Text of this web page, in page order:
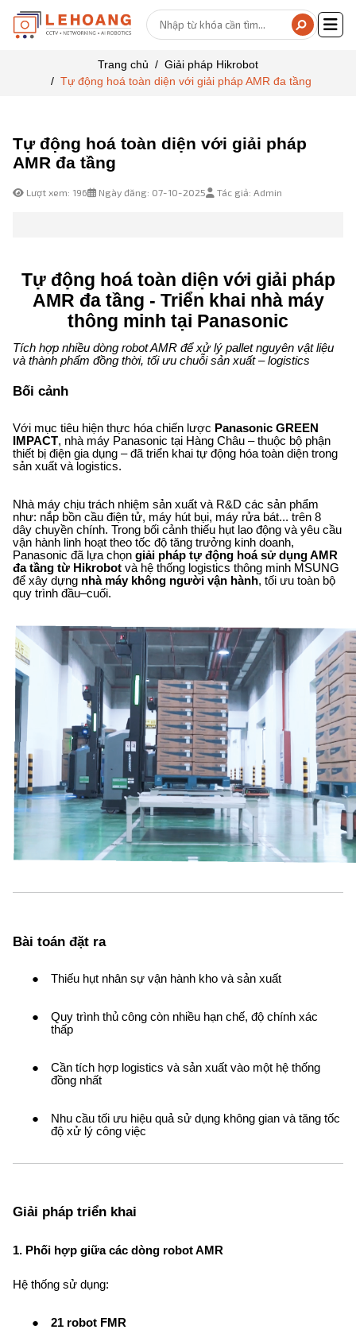
Trang chủ
Giải pháp Hikrobot
Tự động hoá toàn diện với giải pháp AMR đa tầng
Tự động hoá toàn diện với giải pháp
AMR đa tầng
Lượt xem: 196 Ngày đăng: 07-10-2025 Tác giả: Admin
Tự động hoá toàn diện với giải pháp
AMR đa tầng - Triển khai nhà máy
thông minh tại Panasonic
Tích hợp nhiều dòng robot AMR để xử lý pallet nguyên vật liệu
và thành phẩm đồng thời, tối ưu chuỗi sản xuất – logistics
Bối cảnh
Với mục tiêu hiện thực hóa chiến lược Panasonic GREEN
IMPACT, nhà máy Panasonic tại Hàng Châu – thuộc bộ phận
thiết bị điện gia dụng – đã triển khai tự động hóa toàn diện trong
sản xuất và logistics.
Nhà máy chịu trách nhiệm sản xuất và R&D các sản phẩm
như: nắp bồn cầu điện tử, máy hút bụi, máy rửa bát... trên 8
dây chuyền chính. Trong bối cảnh thiếu hụt lao động và yêu cầu
vận hành linh hoạt theo tốc độ tăng trưởng kinh doanh,
Panasonic đã lựa chọngiải pháp tự động hoá sử dụng AMR
đa tầng từ Hikrobot và hệ thống logistics thông minh MSUNG
để xây dựng nhà máy không người vận hành, tối ưu toàn bộ
quy trình đầu–cuối.
Bài toán đặt ra
Thiếu hụt nhân sự vận hành kho và sản xuất
Quy trình thủ công còn nhiều hạn chế, độ chính xác
thấp
Cần tích hợp logistics và sản xuất vào một hệ thống
đồng nhất
Nhu cầu tối ưu hiệu quả sử dụng không gian và tăng tốc
độ xử lý công việc
Giải pháp triển khai
1. Phối hợp giữa các dòng robot AMR
Hệ thống sử dụng:
21 robot FMR